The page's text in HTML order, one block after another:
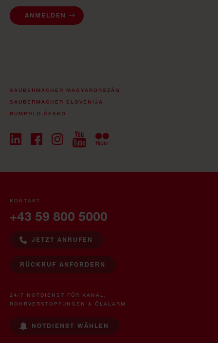
ANMELDEN
SAUBERMACHER MAGYARORSZÁG
SAUBERMACHER SLOVENIJA
RUMPOLD ČESKO
KONTAKT
+43 59 800 5000
JETZT ANRUFEN
RÜCKRUF ANFORDERN
24/7 NOTDIENST FÜR KANAL,
ROHRVERSTOPFUNGEN & ÖLALARM
NOTDIENST WÄHLEN